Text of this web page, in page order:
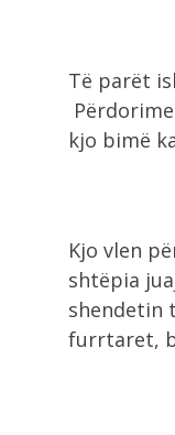
Të parët
kjo bimë
Kjo vlen
shtëpia
shendetin
furrtaret,